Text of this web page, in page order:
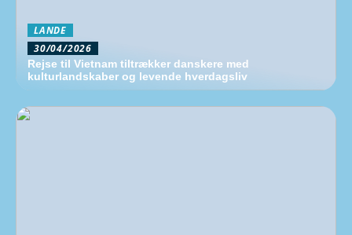
LANDE
30/04/2026
Rejse til Vietnam tiltrækker danskere med
kulturlandskaber og levende hverdagsliv